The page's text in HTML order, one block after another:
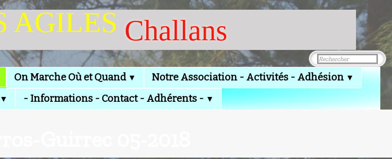
AGILES Challans
On Marche Où et Quand ▼ Notre Association - Activités - Adhésion ▼
▼ - Informations - Contact - Adhérents - ▼